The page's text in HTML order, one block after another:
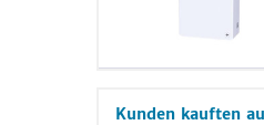
Kunden kauften